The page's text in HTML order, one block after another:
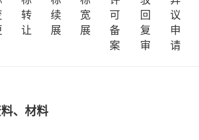
转
让
续
展
宽
展
可
备
案
回
复
审
议
申
请
、材料